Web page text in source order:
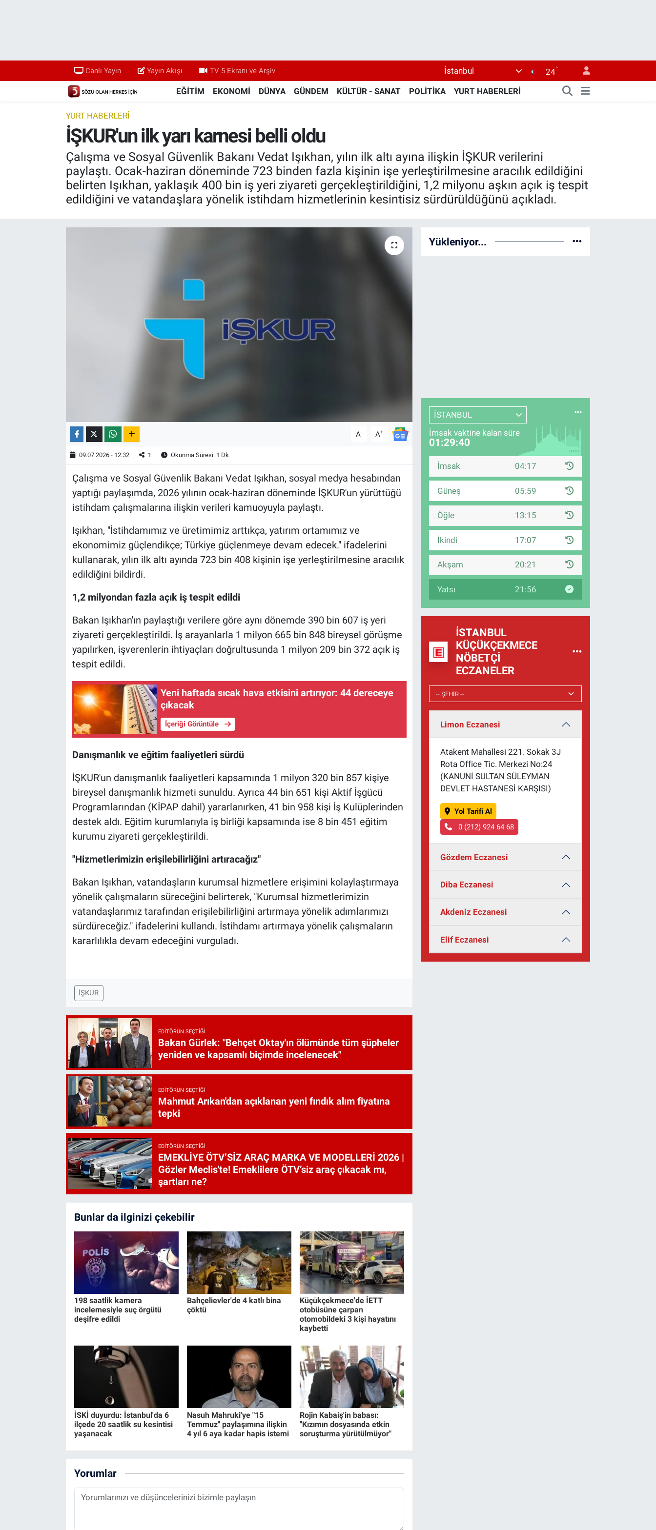
Canlı Yayın Yayın Akışı TV 5 Ekranı ve Arşiv İstanbul 24°
EĞİTİM EKONOMİ DÜNYA GÜNDEM KÜLTÜR - SANAT POLİTİKA YURT HABERLERİ
YURT HABERLERİ
İŞKUR'un ilk yarı karnesi belli oldu
Çalışma ve Sosyal Güvenlik Bakanı Vedat Işıkhan, yılın ilk altı ayına ilişkin İŞKUR verilerini
paylaştı. Ocak-haziran döneminde 723 binden fazla kişinin işe yerleştirilmesine aracılık edildiğini
belirten Işıkhan, yaklaşık 400 bin iş yeri ziyareti gerçekleştirildiğini, 1,2 milyonu aşkın açık iş tespit
edildiğini ve vatandaşlara yönelik istihdam hizmetlerinin kesintisiz sürdürüldüğünü açıkladı.
A- A+
09.07.2026 - 12:32 1 Okunma Süresi: 1 Dk
Çalışma ve Sosyal Güvenlik Bakanı Vedat Işıkhan, sosyal medya hesabından
yaptığı paylaşımda, 2026 yılının ocak-haziran döneminde İŞKUR'un yürüttüğü
istihdam çalışmalarına ilişkin verileri kamuoyuyla paylaştı.
Işıkhan, "İstihdamımız ve üretimimiz arttıkça, yatırım ortamımız ve
ekonomimiz güçlendikçe; Türkiye güçlenmeye devam edecek." ifadelerini
kullanarak, yılın ilk altı ayında 723 bin 408 kişinin işe yerleştirilmesine aracılık
edildiğini bildirdi.
1,2 milyondan fazla açık iş tespit edildi
Bakan Işıkhan'ın paylaştığı verilere göre aynı dönemde 390 bin 607 iş yeri
ziyareti gerçekleştirildi. İş arayanlarla 1 milyon 665 bin 848 bireysel görüşme
yapılırken, işverenlerin ihtiyaçları doğrultusunda 1 milyon 209 bin 372 açık iş
tespit edildi.
Yeni haftada sıcak hava etkisini artırıyor: 44 dereceye
çıkacak
İçeriği Görüntüle
Danışmanlık ve eğitim faaliyetleri sürdü
İŞKUR'un danışmanlık faaliyetleri kapsamında 1 milyon 320 bin 857 kişiye
bireysel danışmanlık hizmeti sunuldu. Ayrıca 44 bin 651 kişi Aktif İşgücü
Programlarından (KİPAP dahil) yararlanırken, 41 bin 958 kişi İş Kulüplerinden
destek aldı. Eğitim kurumlarıyla iş birliği kapsamında ise 8 bin 451 eğitim
kurumu ziyareti gerçekleştirildi.
"Hizmetlerimizin erişilebilirliğini artıracağız"
Bakan Işıkhan, vatandaşların kurumsal hizmetlere erişimini kolaylaştırmaya
yönelik çalışmaların süreceğini belirterek, "Kurumsal hizmetlerimizin
vatandaşlarımız tarafından erişilebilirliğini artırmaya yönelik adımlarımızı
sürdüreceğiz." ifadelerini kullandı. İstihdamı artırmaya yönelik çalışmaların
kararlılıkla devam edeceğini vurguladı.
İŞKUR
EDITÖRÜN SEÇTIĞI
Bakan Gürlek: "Behçet Oktay'ın ölümünde tüm şüpheler
yeniden ve kapsamlı biçimde incelenecek"
EDITÖRÜN SEÇTIĞI
Mahmut Arıkan'dan açıklanan yeni fındık alım fiyatına
tepki
EDITÖRÜN SEÇTIĞI
EMEKLİYE ÖTV’SİZ ARAÇ MARKA VE MODELLERİ 2026 |
Gözler Meclis'te! Emeklilere ÖTV’siz araç çıkacak mı,
şartları ne?
Bunlar da ilginizi çekebilir
198 saatlik kamera
incelemesiyle suç örgütü
deşifre edildi
Bahçelievler'de 4 katlı bina
çöktü
Küçükçekmece'de İETT
otobüsüne çarpan
otomobildeki 3 kişi hayatını
kaybetti
İSKİ duyurdu: İstanbul'da 6
ilçede 20 saatlik su kesintisi
yaşanacak
Nasuh Mahruki'ye "15
Temmuz" paylaşımına ilişkin
4 yıl 6 aya kadar hapis istemi
Rojin Kabaiş'in babası:
"Kızımın dosyasında etkin
soruşturma yürütülmüyor"
Yorumlar
Yükleniyor...
İSTANBUL
İmsak vaktine kalan süre
01:29:39
İmsak 04:17
Güneş 05:59
Öğle 13:15
İkindi 17:07
Akşam 20:21
Yatsı 21:56
İSTANBUL
KÜÇÜKÇEKMECE
NÖBETÇI
ECZANELER
Limon Eczanesi
Atakent Mahallesi 221. Sokak 3J
Rota Office Tic. Merkezi No:24
(KANUNİ SULTAN SÜLEYMAN
DEVLET HASTANESİ KARŞISI)
Yol Tarifi Al
0 (212) 924 64 68
Gözdem Eczanesi
Diba Eczanesi
Akdeniz Eczanesi
Elif Eczanesi
Yayın Akışı
TV 5 Ekranı ve Arşiv